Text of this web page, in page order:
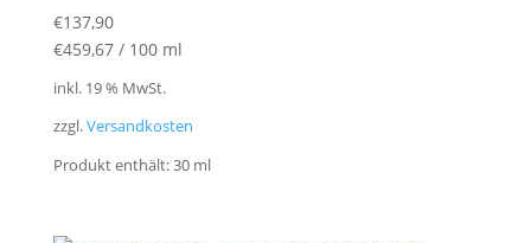
€137,90
€459,67/ 100 ml
inkl. 19 % MwSt.
zzgl.Versandkosten
Produkt enthält: 30 ml